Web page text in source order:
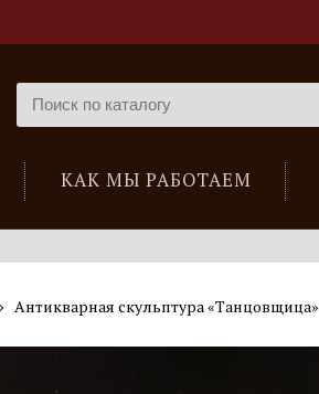
КАК МЫ РАБОТАЕМ
Антикварная скульптура «Танцовщица»